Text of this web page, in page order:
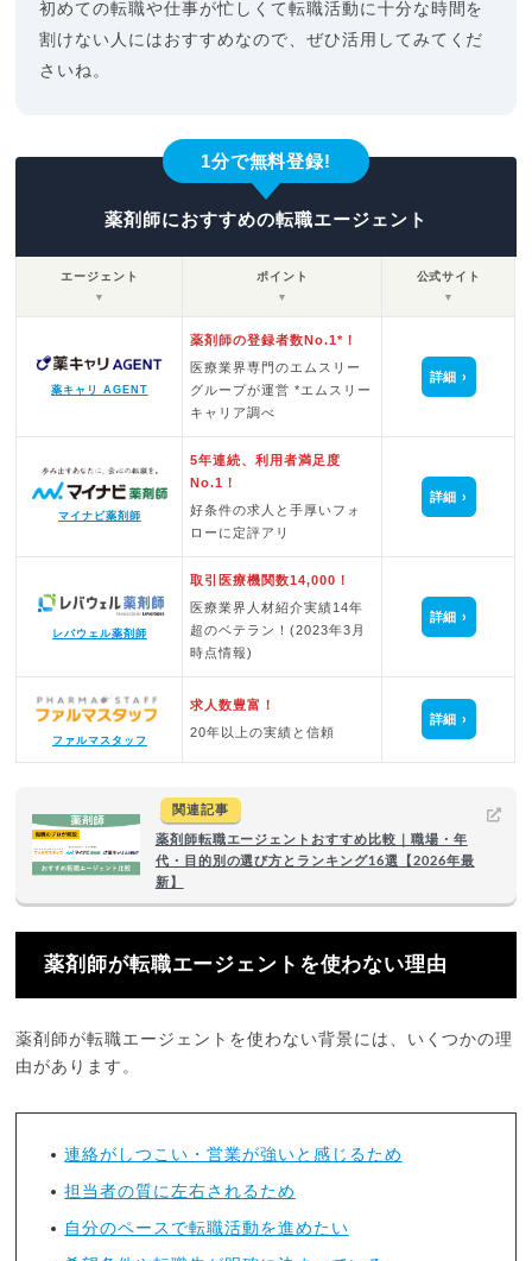
初めての転職や仕事が忙しくて転職活動に十分な時間を
割けない人にはおすすめなので、ぜひ活用してみてくだ
さいね。
1分で無料登録!
薬剤師におすすめの転職エージェント
エージェント
▼
ポイント
▼
公式サイト
▼
薬キャリ AGENT
薬剤師の登録者数No.1*！
医療業界専門のエムスリー
グループが運営 *エムスリー
キャリア調べ
詳細
マイナビ薬剤師
5年連続、利用者満足度
No.1！
好条件の求人と手厚いフォ
ローに定評アリ
詳細
レバウェル薬剤師
取引医療機関数14,000！
医療業界人材紹介実績14年
超のベテラン！(2023年3月
時点情報)
詳細
ファルマスタッフ
求人数豊富！
20年以上の実績と信頼
詳細
関連記事
薬剤師転職エージェントおすすめ比較｜職場・年
代・目的別の選び方とランキング16選【2026年最
新】
薬剤師が転職エージェントを使わない理由
薬剤師が転職エージェントを使わない背景には、いくつかの理
由があります。
連絡がしつこい・営業が強いと感じるため
担当者の質に左右されるため
自分のペースで転職活動を進めたい